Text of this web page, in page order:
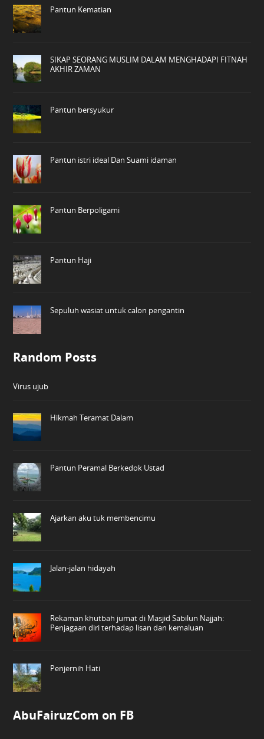
Pantun Kematian
SIKAP SEORANG MUSLIM DALAM MENGHADAPI FITNAH
AKHIR ZAMAN
Pantun bersyukur
Pantun istri ideal Dan Suami idaman
Pantun Berpoligami
Pantun Haji
Sepuluh wasiat untuk calon pengantin
Random Posts
Virus ujub
Hikmah Teramat Dalam
Pantun Peramal Berkedok Ustad
Ajarkan aku tuk membencimu
Jalan-jalan hidayah
Rekaman khutbah jumat di Masjid Sabilun Najjah:
Penjagaan diri terhadap lisan dan kemaluan
Penjernih Hati
AbuFairuzCom on FB